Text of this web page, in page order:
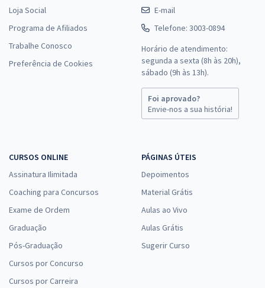
Loja Social
Programa de Afiliados
Trabalhe Conosco
Preferência de Cookies
E-mail
Telefone: 3003-0894
Horário de atendimento:
segunda a sexta (8h às 20h),
sábado (9h às 13h).
Foi aprovado?
Envie-nos a sua história!
CURSOS ONLINE
Assinatura Ilimitada
Coaching para Concursos
Exame de Ordem
Graduação
Pós-Graduação
Cursos por Concurso
Cursos por Carreira
PÁGINAS ÚTEIS
Depoimentos
Material Grátis
Aulas ao Vivo
Aulas Grátis
Sugerir Curso